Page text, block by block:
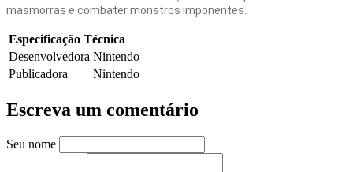
masmorras e combater monstros imponentes.
Especificação Técnica
Desenvolvedora Nintendo
Publicadora
Nintendo
Escreva um comentário
Seu nome